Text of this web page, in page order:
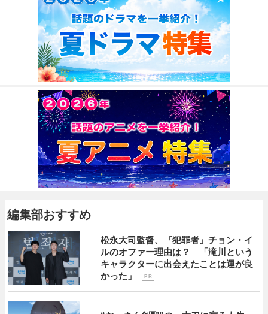
編集部おすすめ
松永大司監督、『犯罪者』チョン・イ
ルのオファー理由は？ 「滝川という
キャラクターに出会えたことは運が良
かった」
P R